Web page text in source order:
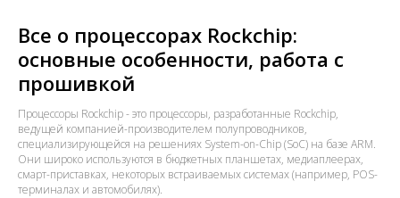
Все о процессорах Rockchip:
основные особенности, работа с
прошивкой
Процессоры Rockchip - это процессоры, разработанные Rockchip,
ведущей компанией-производителем полупроводников,
специализирующейся на решениях System-on-Chip (SoC) на базе ARM.
Они широко используются в бюджетных планшетах, медиаплеерах,
смарт-приставках, некоторых встраиваемых системах (например, POS-
терминалах и автомобилях).